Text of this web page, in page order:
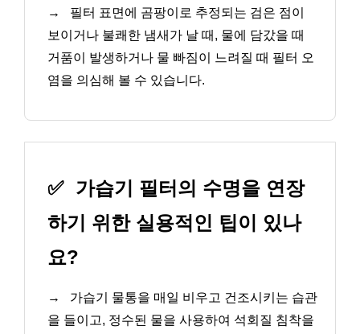
→
필터 표면에 곰팡이로 추정되는 검은 점이
보이거나 불쾌한 냄새가 날 때, 물에 담갔을 때
거품이 발생하거나 물 빠짐이 느려질 때 필터 오
염을 의심해 볼 수 있습니다.
✅ 가습기 필터의 수명을 연장
하기 위한 실용적인 팁이 있나
요?
→
가습기 물통을 매일 비우고 건조시키는 습관
을 들이고, 정수된 물을 사용하여 석회질 침착을